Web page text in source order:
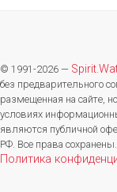
© 1991-2026 —
без предварительного
размещенная на сайте,
условиях
являются публичной
РФ. Все права
Политика